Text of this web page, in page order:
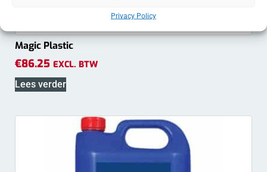
Privacy Policy
Magic Plastic
€86.25 EXCL. BTW
Lees verder